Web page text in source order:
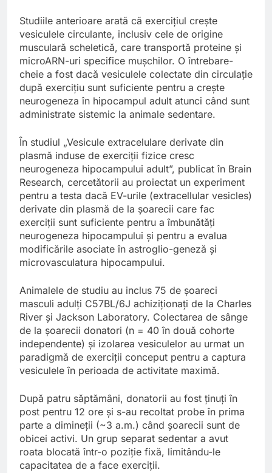
Studiile anterioare arată că exercițiul crește
vesiculele circulante, inclusiv cele de origine
musculară scheletică, care transportă proteine și
microARN-uri specifice mușchilor. O întrebare-
cheie a fost dacă vesiculele colectate din circulație
după exercițiu sunt suficiente pentru a crește
neurogeneza în hipocampul adult atunci când sunt
administrate sistemic la animale sedentare.
În studiul „Vesicule extracelulare derivate din
plasmă induse de exerciții fizice cresc
neurogeneza hipocampului adult”, publicat în Brain
Research, cercetătorii au proiectat un experiment
pentru a testa dacă EV-urile (extracellular vesicles)
derivate din plasmă de la șoarecii care fac
exerciții sunt suficiente pentru a îmbunătăți
neurogeneza hipocampului și pentru a evalua
modificările asociate în astroglio-geneză și
microvasculatura hipocampului.
Animalele de studiu au inclus 75 de șoareci
masculi adulți C57BL/6J achiziționați de la Charles
River și Jackson Laboratory. Colectarea de sânge
de la șoarecii donatori (n = 40 în două cohorte
independente) și izolarea vesiculelor au urmat un
paradigmă de exerciții conceput pentru a captura
vesiculele în perioada de activitate maximă.
După patru săptămâni, donatorii au fost ținuți în
post pentru 12 ore și s-au recoltat probe în prima
parte a dimineții (~3 a.m.) când șoarecii sunt de
obicei activi. Un grup separat sedentar a avut
roata blocată într-o poziție fixă, limitându-le
capacitatea de a face exerciții.